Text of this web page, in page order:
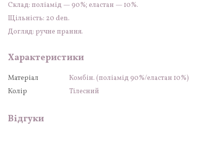
Склад: поліамід — 90%; еластан — 10%.
Щільність: 20 den.
Догляд: ручне прання.
Характеристики
Матеріал
Комбін. (поліамід 90%/еластан 10%)
Колір
Тілесний
Відгуки